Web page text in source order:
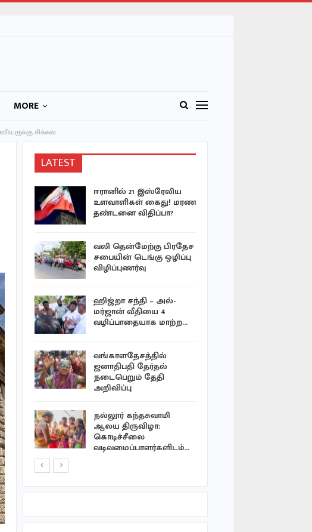
MORE
சிக்கல்
LATEST
ஈரானில் 21 இஸ்ரேலிய
உளவாளிகள் கைது! மரண
தண்டனை விதிப்பா?
வலி தென்மேற்கு பிரதேச
சபையின் டெங்கு ஒழிப்பு
விழிப்புணர்வு
ஹிஜ்றா சந்தி – அல்-
மர்ஜான் வீதியை 4
வழிப்பாதையாக மாற்ற…
வங்காளதேசத்தில்
ஜனாதிபதி தேர்தல்
நடைபெறும் தேதி
அறிவிப்பு
நல்லூர் கந்தசுவாமி
ஆலய திருவிழா:
கொடிச்சீலை
வடிவமைப்பாளர்களிடம்…